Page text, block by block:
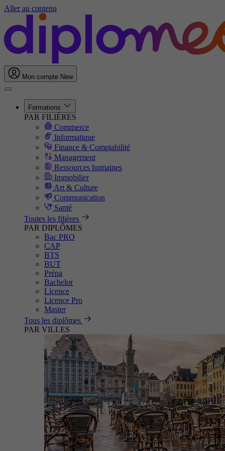
Aller au contenu
Mon compte New
Formations
PAR FILIÈRES
Commerce
Informatique
Finance & Comptabilité
Management
Ressources humaines
Immobilier
Art & Culture
Communication
Santé
Toutes les filières
PAR DIPLÔMES
Bac PRO
CAP
BTS
BUT
Prépa
Bachelor
Licence
Licence Pro
Master
Tous les diplômes
PAR VILLES